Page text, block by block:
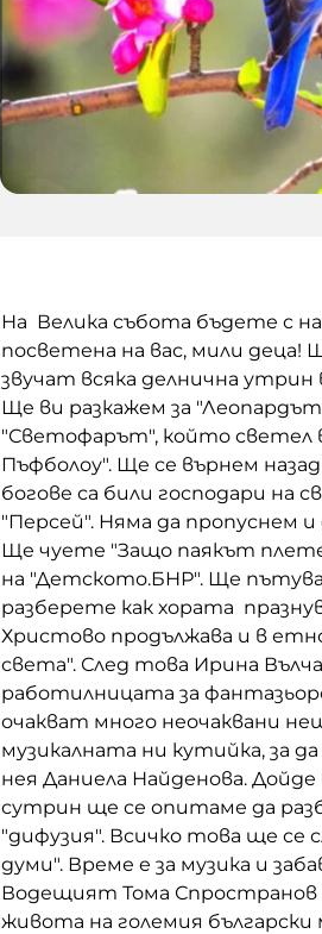
На Велика събота бъдете с
посветена на вас, мили деца!
звучат всяка делнична
Ще ви разкажем за
"Светофарът", който светел
Пъфболоу". Ще се върнем
богове са били господари на
"Персей". Няма да пропуснем
Ще чуете "Защо паякът плете
на "Детското.БНР". Ще
разберете как хората
Христово продължава и в
света". След това Ирина
работилницата за
очакват много неочаквани
музикалната ни кутийка, за
нея Даниела Найденова. Дойде
сутрин ще се опитаме да
"дифузия". Всичко това ще се
думи". Време е за музика и
Водещият Тома
живота на големия български